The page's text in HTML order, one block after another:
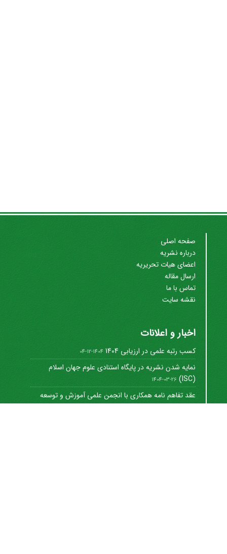
صفحه اصلی
درباره نشریه
اعضای هیات تحریریه
ارسال مقاله
تماس با ما
نقشه سایت
اخبار و اعلانات
کسب رتبه علمی در ارزیابی 1404 1404-12-04
نمایه شدن نشریه در پایگاه استنادی علوم جهان اسلام
(ISC)
1404-03-26
عقد تفاهم نامه همکاری با انجمن علمی آموزش و توسعه
منابع ...